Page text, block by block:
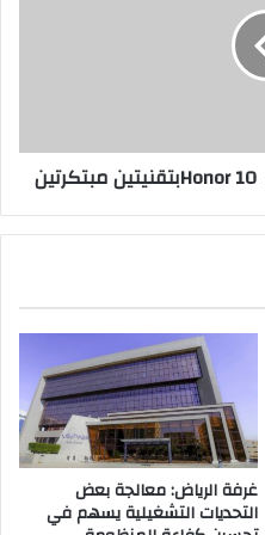
غرفة الرياض: معالجة بعض
التحديات التشغيلية يسهم في